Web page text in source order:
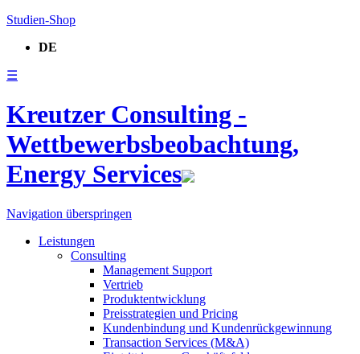
Studien-Shop
DE
☰
Kreutzer Consulting -
Wettbewerbsbeobachtung,
Energy Services
Navigation überspringen
Leistungen
Consulting
Management Support
Vertrieb
Produktentwicklung
Preisstrategien und Pricing
Kundenbindung und Kundenrückgewinnung
Transaction Services (M&A)